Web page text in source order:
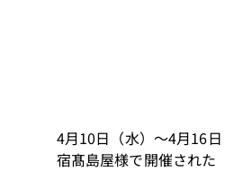
4月10日（水）～4月16
宿髙島屋様で開催された